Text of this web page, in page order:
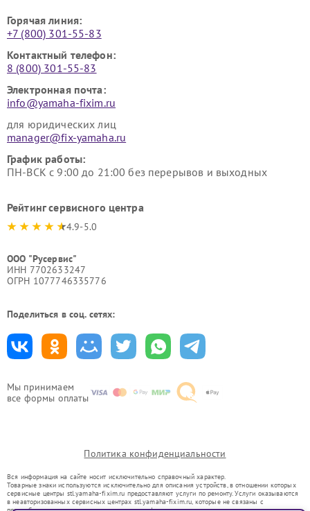
Мы принимаем
все формы оплаты
Горячая линия:
+7 (800) 301-55-83
Контактный телефон:
8 (800) 301-55-83
Электронная почта:
info@yamaha-fixim.ru
для юридических лиц
manager@fix-yamaha.ru
График работы:
ПН-ВСК с 9:00 до 21:00 без перерывов и выходных
Рейтинг сервисного центра
4.9-5.0
ООО "Русервис"
ИНН 7702633247
ОГРН 1077746335776
Поделиться в соц. сетях:
Политика конфиденциальности
Вся информация на сайте носит исключительно справочный характер.
Товарные знаки используются исключительно для описания устройств, в отношении которых
сервисные центры stl.yamaha-fixim.ru предоставляют услуги по ремонту. Услуги оказываются
в неавторизованных сервисных центрах stl.yamaha-fixim.ru, которые не связаны с